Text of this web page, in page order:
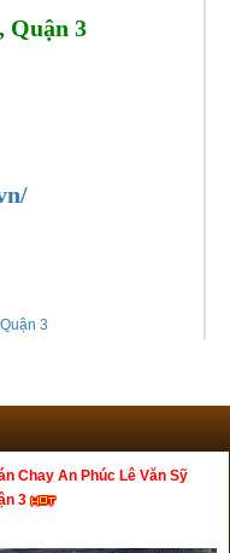
Quận 3
3
Chay An Phúc Lê Văn Sỹ
3